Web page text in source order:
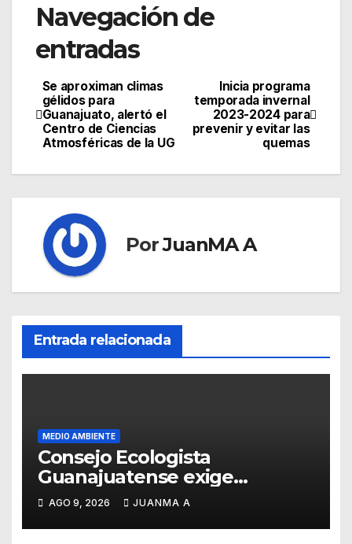
Navegación de
entradas
Inicia programa
temporada invernal
2023-2024 para
prevenir y evitar las
quemas
Se aproximan climas
gélidos para
Guanajuato, alertó el
Centro de Ciencias
Atmosféricas de la UG
PorJuanMA A
Entrada relacionada
MEDIO AMBIENTE
Consejo Ecologista
Guanajuatense exige
investigar y sancionar los
daños por tala de vegetación
AGO 9, 2026 JUANMA A